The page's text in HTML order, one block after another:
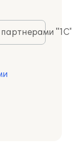
партнерами